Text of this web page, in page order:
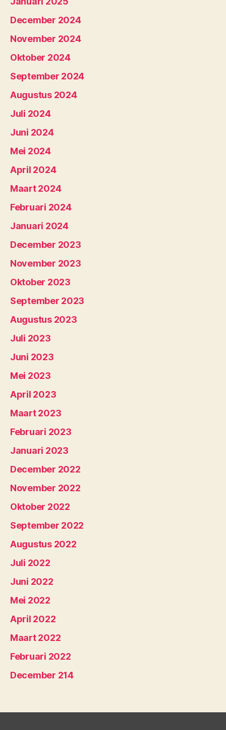
December 2024
November 2024
Oktober 2024
September 2024
Augustus 2024
Juli 2024
Juni 2024
Mei 2024
April 2024
Maart 2024
Februari 2024
Januari 2024
December 2023
November 2023
Oktober 2023
September 2023
Augustus 2023
Juli 2023
Juni 2023
Mei 2023
April 2023
Maart 2023
Februari 2023
Januari 2023
December 2022
November 2022
Oktober 2022
September 2022
Augustus 2022
Juli 2022
Juni 2022
Mei 2022
April 2022
Maart 2022
Februari 2022
December 214